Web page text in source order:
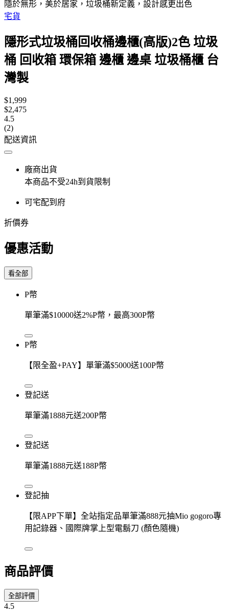
隱於無形，美於居家，垃圾桶新定義，設計感更出色
宅貨
隱形式垃圾桶回收桶邊櫃(高版)2色 垃圾
桶 回收箱 環保箱 邊櫃 邊桌 垃圾桶櫃 台
灣製
$1,999
$2,475
4.5
(2)
配送資訊
廠商出貨
本商品不受24h到貨限制
可宅配到府
折價券
優惠活動
看全部
P幣
單筆滿$10000送2%P幣，最高300P幣
P幣
【限全盈+PAY】單筆滿$5000送100P幣
登記送
單筆滿1888元送200P幣
登記送
單筆滿1888元送188P幣
登記抽
【限APP下單】全站指定品單筆滿888元抽Mio gogoro專
用記錄器、國際牌掌上型電鬍刀 (顏色隨機)
商品評價
全部評價
4.5